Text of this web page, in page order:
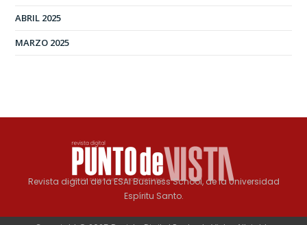
ABRIL 2025
MARZO 2025
Revista digital de la ESAI Business School, de la Universidad
Espíritu Santo.